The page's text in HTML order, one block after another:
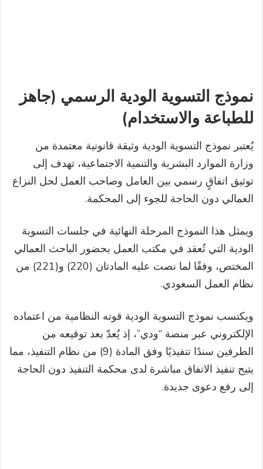
نموذج التسوية الودية الرسمي (جاهز
للطباعة والاستخدام)
يُعتبر نموذج التسوية الودية وثيقة قانونية معتمدة من
وزارة الموارد البشرية والتنمية الاجتماعية، تهدف إلى
توثيق اتفاقٍ رسمي بين العامل وصاحب العمل لحل النزاع
العمالي دون الحاجة للجوء إلى المحكمة.
ويمثل هذا النموذج المرحلة النهائية في جلسات التسوية
الودية التي تُعقد في مكتب العمل بحضور الباحث العمالي
المختص، وفقًا لما نصت عليه المادتان (220) و(221) من
نظام العمل السعودي.
ويكتسب نموذج التسوية الودية قوته النظامية من اعتماده
الإلكتروني عبر منصة “ودي”، إذ يُعدّ بعد توقيعه من
الطرفين سندًا تنفيذيًا وفق المادة (9) من نظام التنفيذ، مما
يتيح تنفيذ الاتفاق مباشرة لدى محكمة التنفيذ دون الحاجة
إلى رفع دعوى جديدة.